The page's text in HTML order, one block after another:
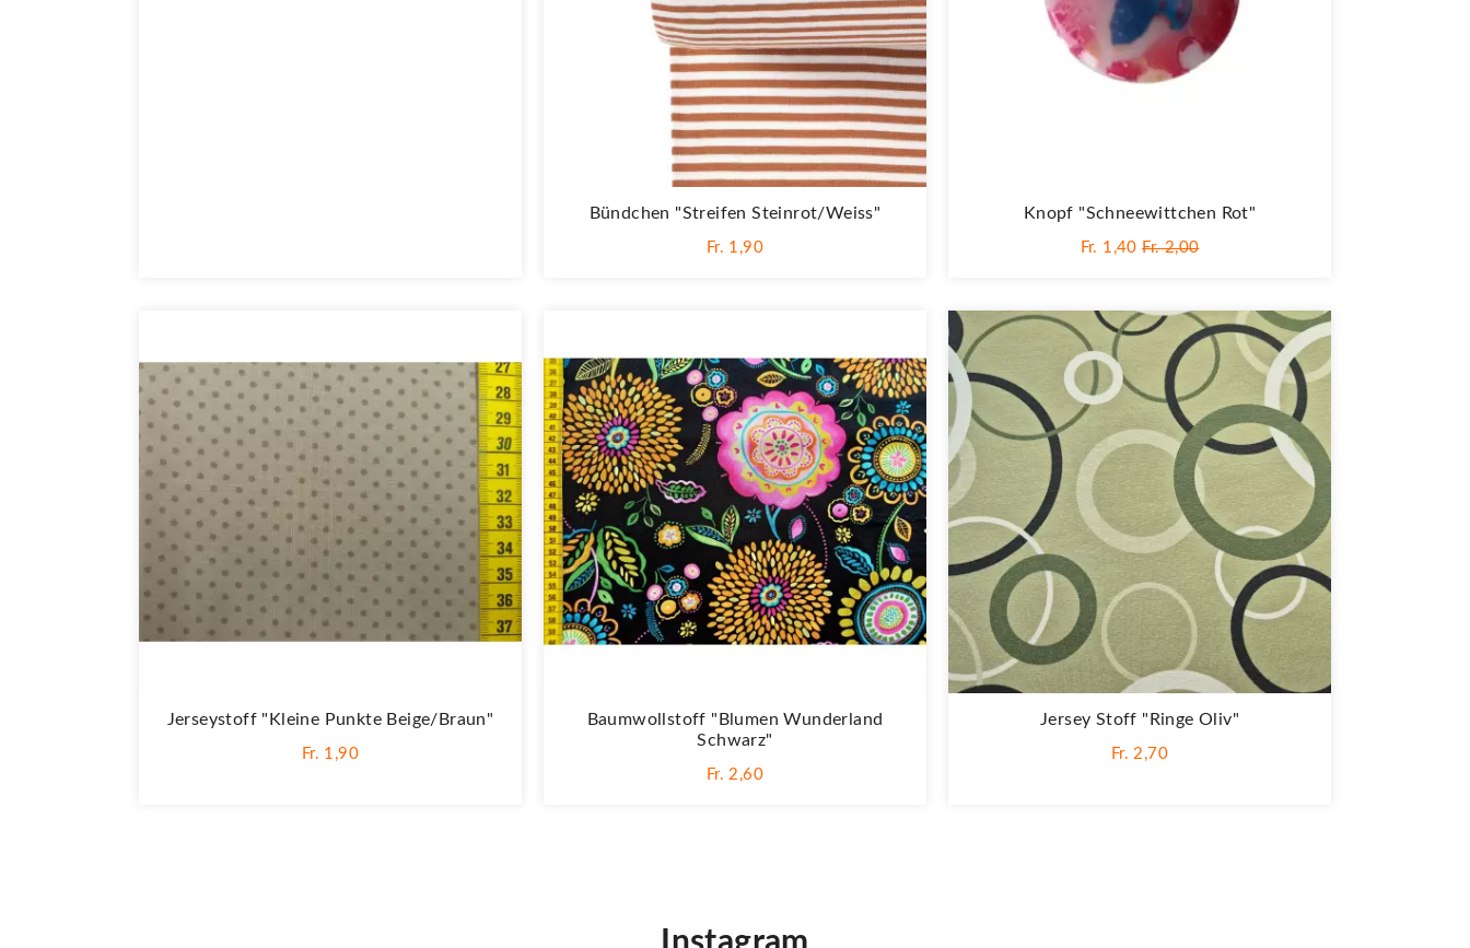
Jerseystoff "Kleine Punkte Beige/braun"
Fr. 1,90
Bündchen "Streifen Steinrot/weiss"
Fr. 1,90
Baumwollstoff "Blumen Wunderland
Schwarz"
Fr. 2,60
Knopf "Schneewittchen Rot"
Fr. 1,40 Fr. 2,00
Jersey Stoff "Ringe Oliv"
Fr. 2,70